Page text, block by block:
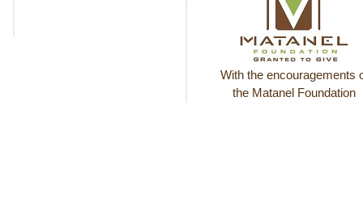
With the encouragements
the Matanel Foundation